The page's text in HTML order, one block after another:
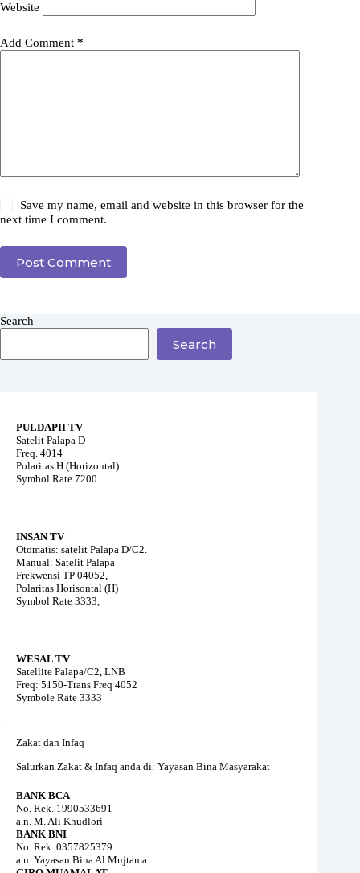
Website
Add Comment *
Save my name, email and website in this browser for the
next time I comment.
Post Comment
Search
Search
PULDAPII TV
Satelit Palapa D
Freq. 4014
Polaritas H (Horizontal)
Symbol Rate 7200
INSAN TV
Otomatis: satelit Palapa D/C2.
Manual: Satelit Palapa
Frekwensi TP 04052,
Polaritas Horisontal (H)
Symbol Rate 3333,
WESAL TV
Satellite Palapa/C2, LNB
Freq: 5150-Trans Freq 4052
Symbole Rate 3333
Zakat dan Infaq
Salurkan Zakat & Infaq anda di: Yayasan Bina Masyarakat
BANK BCA
No. Rek. 1990533691
a.n. M. Ali Khudlori
BANK BNI
No. Rek. 0357825379
a.n. Yayasan Bina Al Mujtama